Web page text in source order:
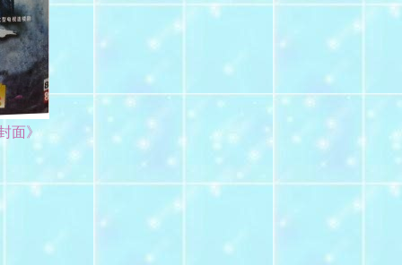
面》